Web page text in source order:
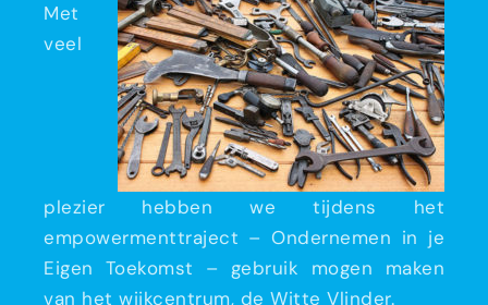
Met
veel
plezier hebben we tijdens het
empowermenttraject – Ondernemen in je
Eigen Toekomst – gebruik mogen maken
van het wijkcentrum, de Witte Vlinder.